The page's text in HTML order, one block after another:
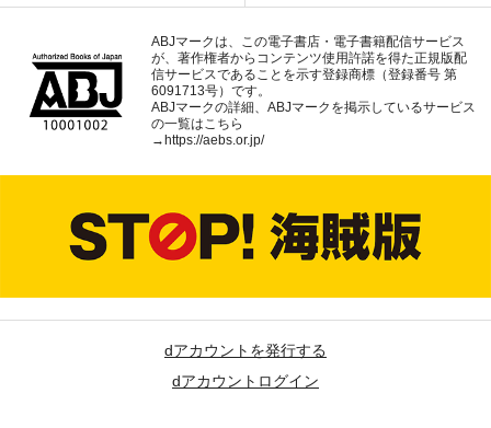
ABJマークは、この電子書店・電子書籍配信サービス
が、著作権者からコンテンツ使用許諾を得た正規版配
信サービスであることを示す登録商標（登録番号 第
6091713号）です。
ABJマークの詳細、ABJマークを掲示しているサービス
の一覧はこちら
→ https://aebs.or.jp/
dアカウントを発行する
dアカウントログイン